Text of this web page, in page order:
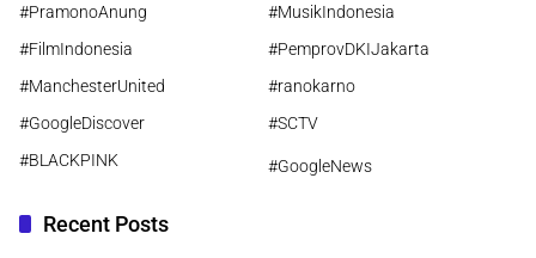
#PramonoAnung
#MusikIndonesia
#FilmIndonesia
#PemprovDKIJakarta
#ManchesterUnited
#ranokarno
#GoogleDiscover
#SCTV
#BLACKPINK
#GoogleNews
Recent Posts